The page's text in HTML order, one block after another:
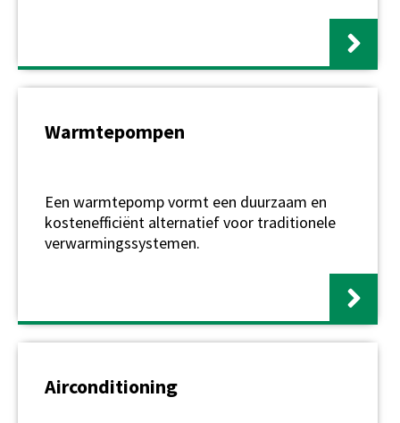
Warmtepompen
Een warmtepomp vormt een duurzaam en
kostenefficiënt alternatief voor traditionele
verwarmingssystemen.
Airconditioning